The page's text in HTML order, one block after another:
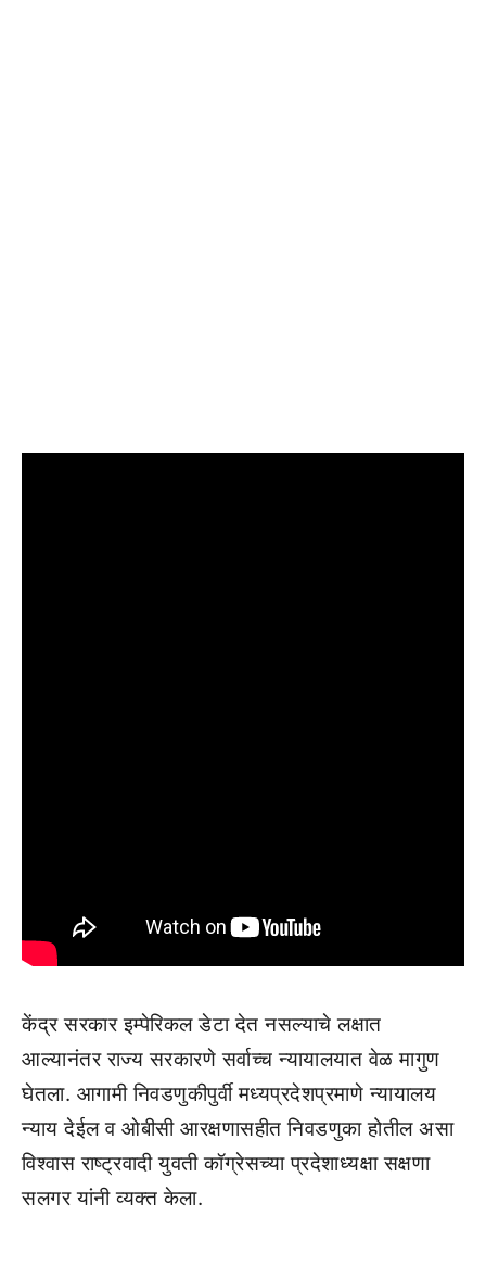
केंद्र सरकार इम्पेरिकल डेटा देत नसल्याचे लक्षात
आल्यानंतर राज्य सरकारणे सर्वाच्च न्यायालयात वेळ मागुण
घेतला. आगामी निवडणुकीपुर्वी मध्यप्रदेशप्रमाणे न्यायालय
न्याय देईल व ओबीसी आरक्षणासहीत निवडणुका होतील असा
विश्वास राष्ट्रवादी युवती कॉग्रेसच्या प्रदेशाध्यक्षा सक्षणा
सलगर यांनी व्यक्त केला.